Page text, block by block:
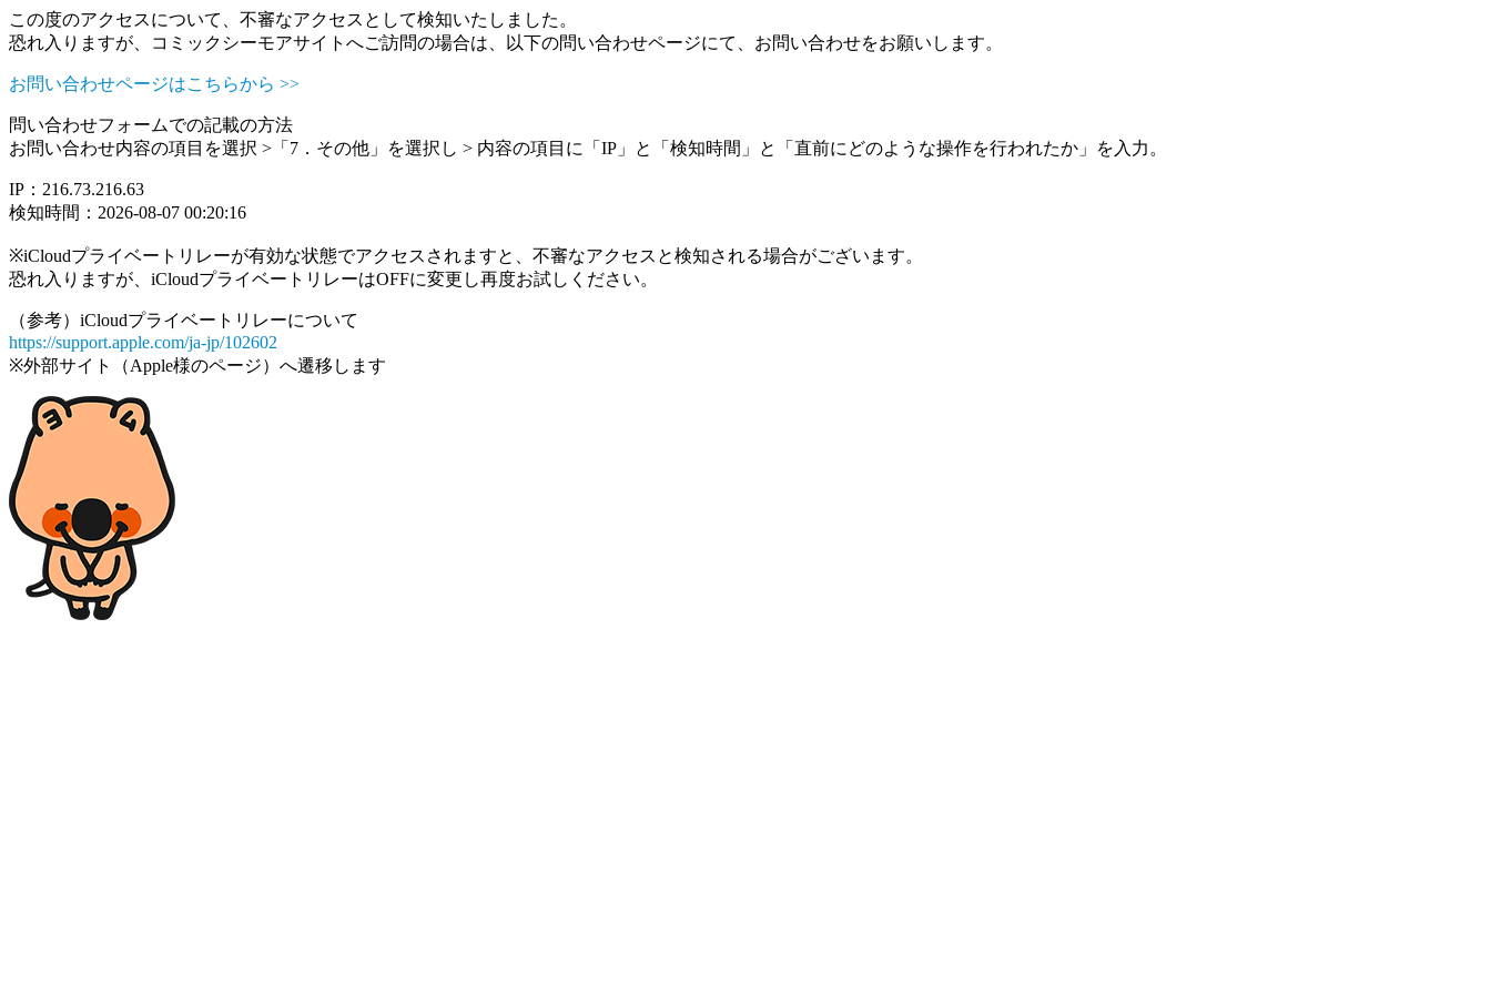
この度のアクセスについて、不審なアクセスとして検知いたしました。
恐れ入りますが、コミックシーモアサイトへご訪問の場合は、以下の問い合わせページにて、お問い合わせをお願いします。
お問い合わせページはこちらから >>
問い合わせフォームでの記載の方法
お問い合わせ内容の項目を選択 >「7．その他」を選択し > 内容の項目に「IP」と「検知時間」と「直前にどのような操作を行われたか」を入力。
IP：216.73.216.63
検知時間：2026-08-07 00:20:16
※iCloudプライベートリレーが有効な状態でアクセスされますと、不審なアクセスと検知される場合がございます。
恐れ入りますが、iCloudプライベートリレーはOFFに変更し再度お試しください。
（参考）iCloudプライベートリレーについて
https://support.apple.com/ja-jp/102602
※外部サイト（Apple様のページ）へ遷移します